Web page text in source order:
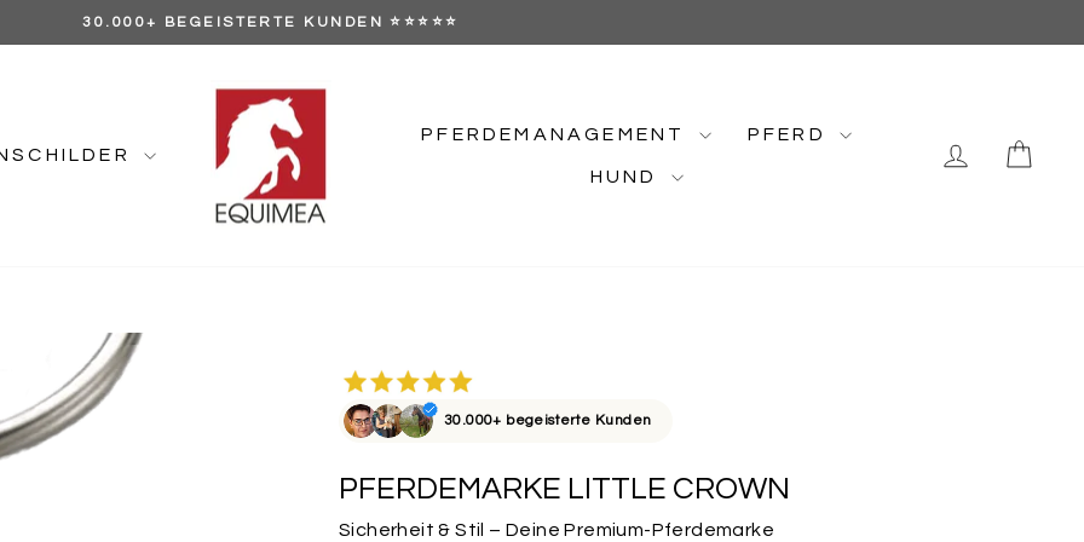
Pause
GRATIS VERSAND AB 89 €
PFERDEMANAGEMENT PFERD
HUND
30.000+ begeisterte Kunden
PFERDEMARKE LITTLE CROWN
Sicherheit & Stil – Deine Premium-Pferdemarke